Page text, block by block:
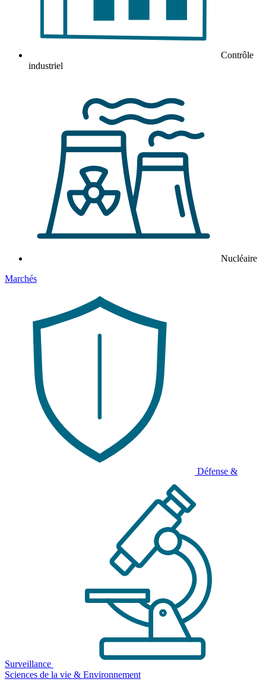
Contrôle
industriel
Nucléaire
Marchés
Défense &
Surveillance
Sciences de la vie & Environnement